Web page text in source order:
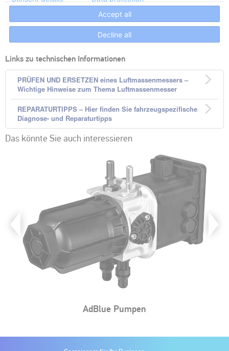
Links zu technischen Informationen
PRÜFEN UND ERSETZEN eines Luftmassenmessers –
Wichtige Hinweise zum Thema Luftmassenmesser
REPARATURTIPPS – Hier finden Sie fahrzeugspezifische
Diagnose- und Reparaturtipps
Das könnte Sie auch interessieren
AdBlue Pumpen